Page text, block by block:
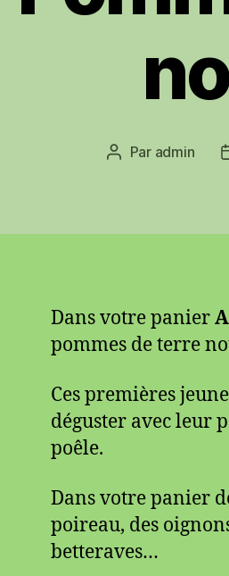
Auteur
Par admin
Dans votre panier
pommes de terre
Ces premières
déguster avec leur
poêle.
Dans votre panier
poireau, des
betteraves…